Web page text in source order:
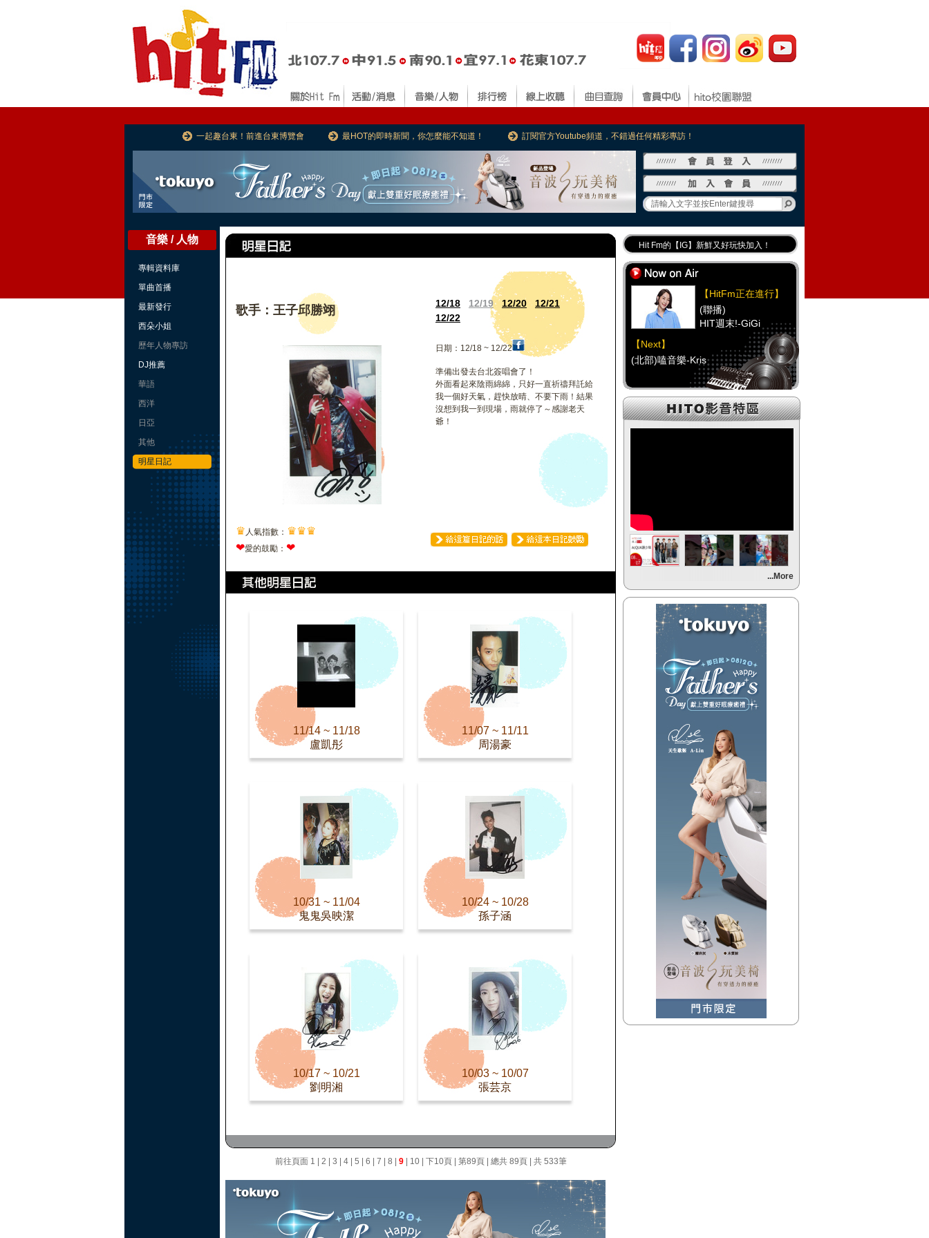
一起趣台東！前進台東博覽會 最HOT的即時新聞，你怎麼能不知道！ 訂閱官方Youtube頻道，不錯過任何精彩專訪！
音樂 / 人物
專輯資料庫
單曲首播
最新發行
西朵小姐
歷年人物專訪
DJ推薦
華語
西洋
日亞
其他
明星日記
歌手：王子邱勝翊 12/18 12/19 12/20
12/21
12/22
日期：12/18 ~ 12/22
準備出發去台北簽唱會了！
外面看起來陰雨綿綿，只好一直祈禱拜託給
我一個好天氣，趕快放晴、不要下雨！結果
沒想到我一到現場，雨就停了～感謝老天
爺！
♛ 人氣指數： ♛♛♛
❤愛的鼓勵： ❤
11/14 ~ 11/18
盧凱彤
11/07 ~ 11/11
周湯豪
10/31 ~ 11/04
鬼鬼吳映潔
10/24 ~ 10/28
孫子涵
10/17 ~ 10/21
劉明湘
10/03 ~ 10/07
張芸京
前往頁面 1 2 3 4| 5 6 7 8 9| 10| 下10頁| 第89頁| 總共 89頁 | 共 533筆
Hit Fm的【IG】新鮮又好玩快加入！
Hit Fm【FB臉書粉絲團】等你加入！
最專業《DJ推薦》好音樂千萬別錯過！
好康報報 最新優惠訊息都在這！
【HitFm正在進行】
(聯播)
HIT週末!-GiGi
【Next】
(北部)嗑音樂-Kris
【HitFm正在進行】
(聯播)
(聯播)
HIT週末!-GiGi
【Next】
【HitFm正在進行】
【Next】
(宜蘭)嗑音樂
【HitFm正在進行】
(聯播)
HIT週末!-GiGi
(花東)Hito放輕鬆
...More